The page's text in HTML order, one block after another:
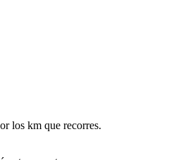
los km que recorres.